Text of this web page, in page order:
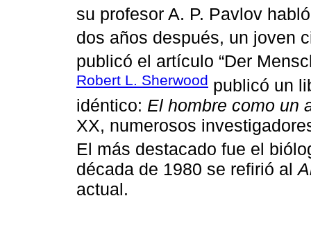
su profesor A. P. Pavlov
dos años después, un joven
publicó el artículo “Der
Robert L. Sherwood publicó un
idéntico: El hombre como un
XX, numerosos
El más destacado fue el
década de 1980 se refirió al
actual.